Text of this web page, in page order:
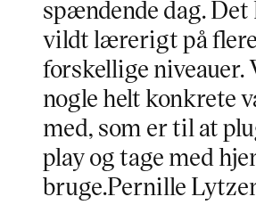
spændende dag.
vildt lærerigt på flere
forskellige niveauer.
nogle helt konkrete
med, som er til at
play og tage med
bruge.Pernille